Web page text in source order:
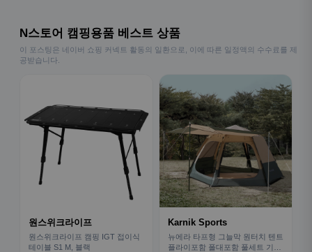
N스토어 캠핑용품 베스트 상품
이 포스팅은 네이버 쇼핑 커넥트 활동의 일환으로, 이에 따른 일정액의 수수료를 제
공받습니다.
원스위크라이프
원스위크라이프 캠핑 IGT 접이식
테이블 S1 M, 블랙
Karnik Sports
뉴에라 타프형 그늘막 원터치 텐트
플라이포함 폴대포함 풀세트 기본